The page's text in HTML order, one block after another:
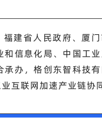
建省人民政府、厦
信息化局、中国工
办，格创东智科技
互联网加速产业链协